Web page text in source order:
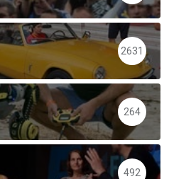
2631
264
492